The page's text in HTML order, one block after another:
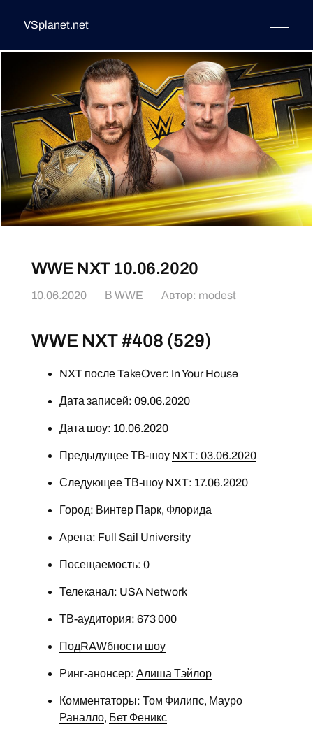
VSplanet.net
WWE NXT 10.06.2020
10.06.2020 В WWE Автор: modest
WWE NXT #408 (529)
NXT послеTakeOver: In Your House
Дата записей: 09.06.2020
Дата шоу: 10.06.2020
Предыдущее ТВ-шоу NXT: 03.06.2020
Следующее ТВ-шоу NXT: 17.06.2020
Город: Винтер Парк, Флорида
Арена: Full Sail University
Посещаемость: 0
Телеканал: USA Network
ТВ-аудитория: 673 000
ПодRAWбности шоу
Ринг-анонсер: Алиша Тэйлор
Комментаторы: Том Филипс, Мауро
Раналло, Бет Феникс